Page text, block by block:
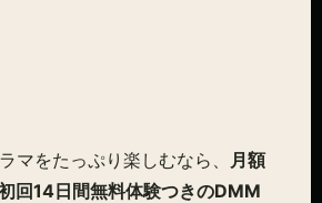
マをたっぷり楽しむなら、 月額
回14日間無料体験つきのDMM